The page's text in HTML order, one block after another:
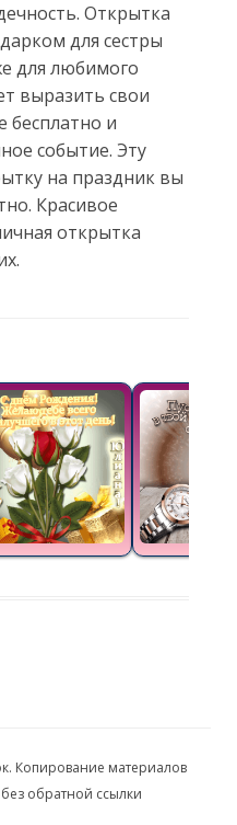
Открытка
для сестры
для любимого
выразить свои
бесплатно и
событие. Эту
на праздник вы
Красивое
открытка
Копирование материалов
обратной ссылки